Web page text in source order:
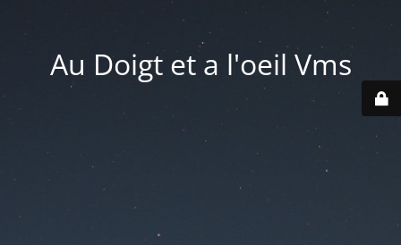
Au Doigt et a l'oeil Vms